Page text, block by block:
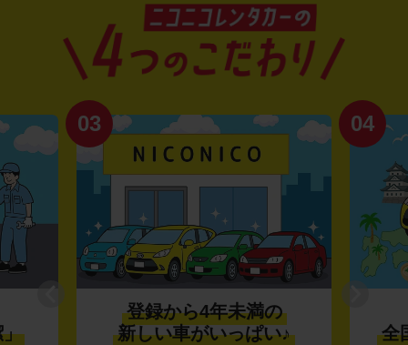
」
03
登録から4年未満の
新しい車がいっぱい♪
04
全